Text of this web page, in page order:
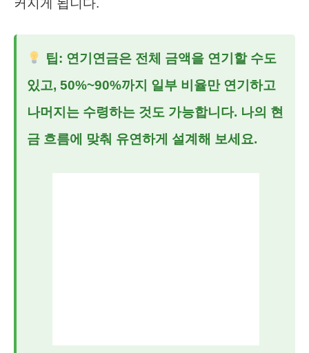
팁: 연기연금은 전체 금액을 연기할 수도
있고, 50%~90%까지 일부 비율만 연기하고
나머지는 수령하는 것도 가능합니다. 나의 현
금 흐름에 맞춰 유연하게 설계해 보세요.